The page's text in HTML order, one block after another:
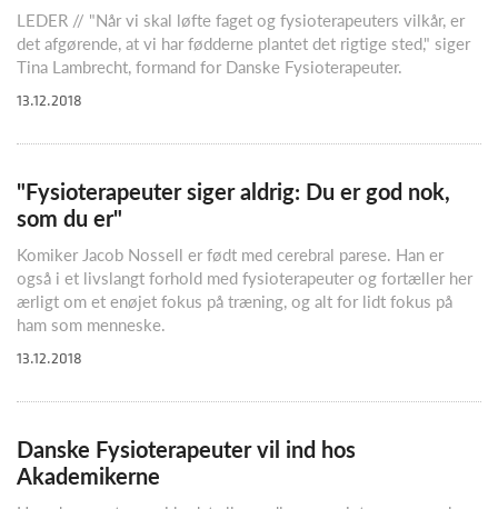
LEDER // "Når vi skal løfte faget og fysioterapeuters vilkår, er
det afgørende, at vi har fødderne plantet det rigtige sted," siger
Tina Lambrecht, formand for Danske Fysioterapeuter.
13.12.2018
"Fysioterapeuter siger aldrig: Du er god nok,
som du er"
Komiker Jacob Nossell er født med cerebral parese. Han er
også i et livslangt forhold med fysioterapeuter og fortæller her
ærligt om et enøjet fokus på træning, og alt for lidt fokus på
ham som menneske.
13.12.2018
Danske Fysioterapeuter vil ind hos
Akademikerne